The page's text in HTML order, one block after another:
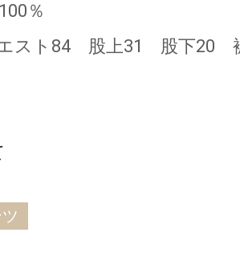
％
スト84 股上31 股下20